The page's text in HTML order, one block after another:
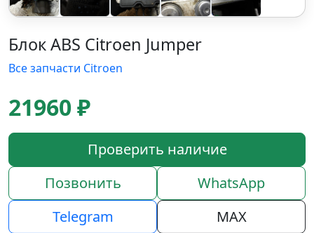
Блок ABS Citroen Jumper
Все запчасти Citroen
21960 ₽
Проверить наличие
Позвонить
WhatsApp
Telegram
MAX